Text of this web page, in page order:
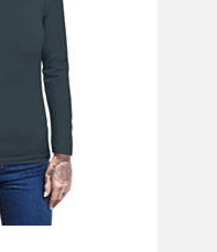
Longsleeve mit
und Motiven